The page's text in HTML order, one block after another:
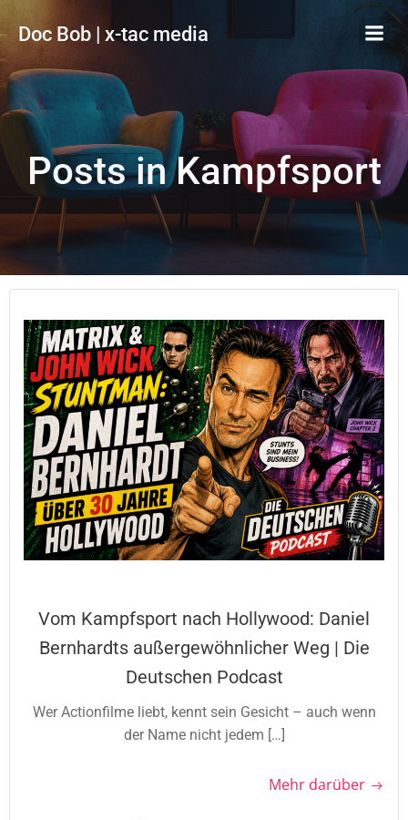
Inhalt
Doc Bob | x-tac media
Posts in Kampfsport
Vom Kampfsport nach Hollywood: Daniel
Bernhardts außergewöhnlicher Weg | Die
Deutschen Podcast
Wer Actionfilme liebt, kennt sein Gesicht – auch wenn
der Name nicht jedem […]
Mehr darüber